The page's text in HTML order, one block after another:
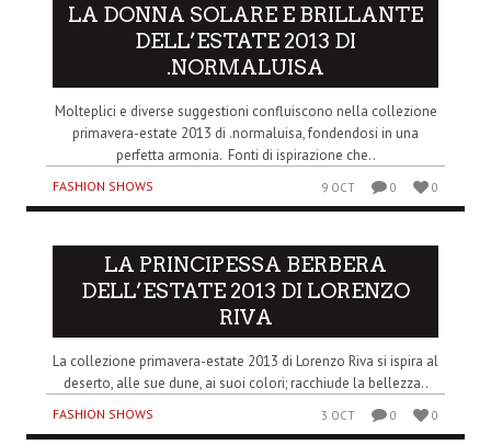
LA DONNA SOLARE E BRILLANTE
DELL’ESTATE 2013 DI
.NORMALUISA
Molteplici e diverse suggestioni confluiscono nella collezione
primavera-estate 2013 di .normaluisa, fondendosi in una
perfetta armonia. Fonti di ispirazione che..
FASHION SHOWS 9 OCT 0 0
LA PRINCIPESSA BERBERA
DELL’ESTATE 2013 DI LORENZO
RIVA
La collezione primavera-estate 2013 di Lorenzo Riva si ispira al
deserto, alle sue dune, ai suoi colori; racchiude la bellezza..
FASHION SHOWS 3 OCT 0 0